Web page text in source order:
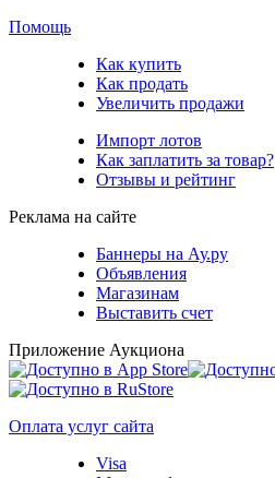
Помощь
Как купить
Как продать
Увеличить продажи
Импорт лотов
Как заплатить за товар?
Отзывы и рейтинг
Реклама на сайте
Баннеры на Ау.ру
Объявления
Магазинам
Выставить счет
Приложение Аукциона
Оплата услуг сайта
Visa